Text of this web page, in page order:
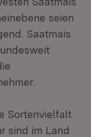
seien
Saatmais
Sortenvielfalt
sind im Land